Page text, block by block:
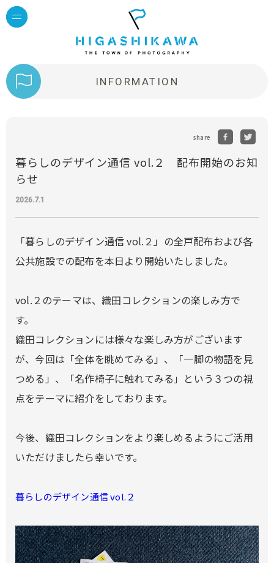
INFORMATION
share
暮らしのデザイン通信 vol.２ 配布開始のお知
らせ
2026.7.1
「暮らしのデザイン通信 vol.２」の全戸配布および各
公共施設での配布を本日より開始いたしました。
vol.２のテーマは、織田コレクションの楽しみ方で
す。
織田コレクションには様々な楽しみ方がございます
が、今回は「全体を眺めてみる」、「一脚の物語を見
つめる」、「名作椅子に触れてみる」という３つの視
点をテーマに紹介をしております。
今後、織田コレクションをより楽しめるようにご活用
いただけましたら幸いです。
暮らしのデザイン通信 vol.２